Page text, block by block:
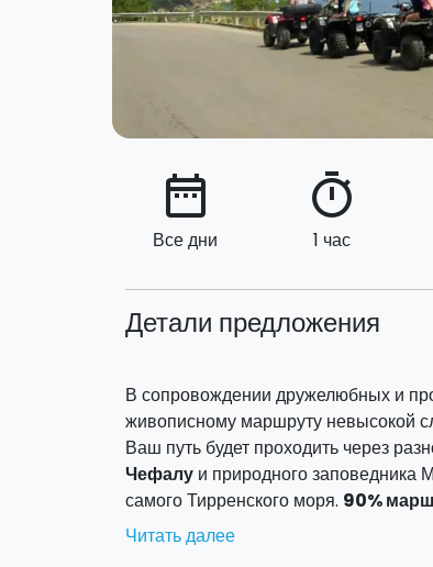
date_range
Все дни
timer
1 час
Детали предложения
В сопровождении дружелюбных и
живописному маршруту невысокой
Ваш путь будет проходить через
Чефалу и природного заповедника
самого Тирренского моря. 90%
дороге , продолжительность
двух человек.
Читать далее